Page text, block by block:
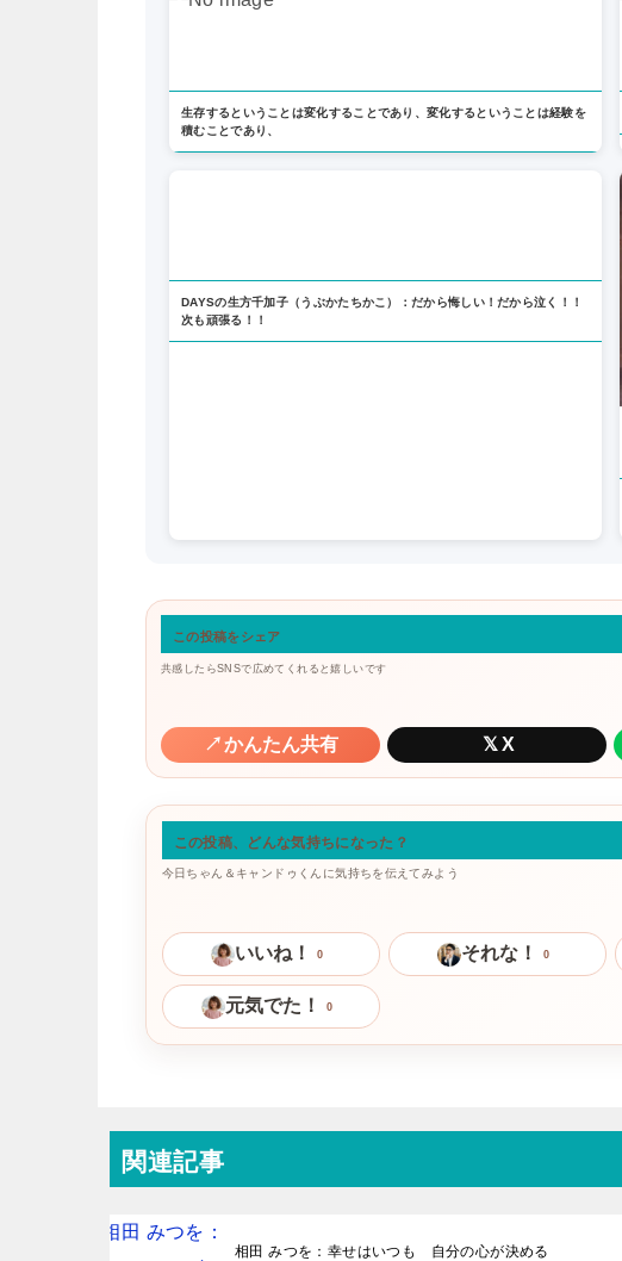
生存するということは変化することであり、変化するということは経験を
積むことであり、
DAYSの生方千加子（うぶかたちかこ）：だから悔しい！だから泣く！！
次も頑張る！！
この投稿をシェア
共感したらSNSで広めてくれると嬉しいです
↗ かんたん共有 𝕏 X
この投稿、どんな気持ちになった？
今日ちゃん＆キャンドゥくんに気持ちを伝えてみよう
いいね！ 0 それな！ 0
元気でた！ 0
関連記事
相田 みつを：幸せはいつも 自分の心が決める